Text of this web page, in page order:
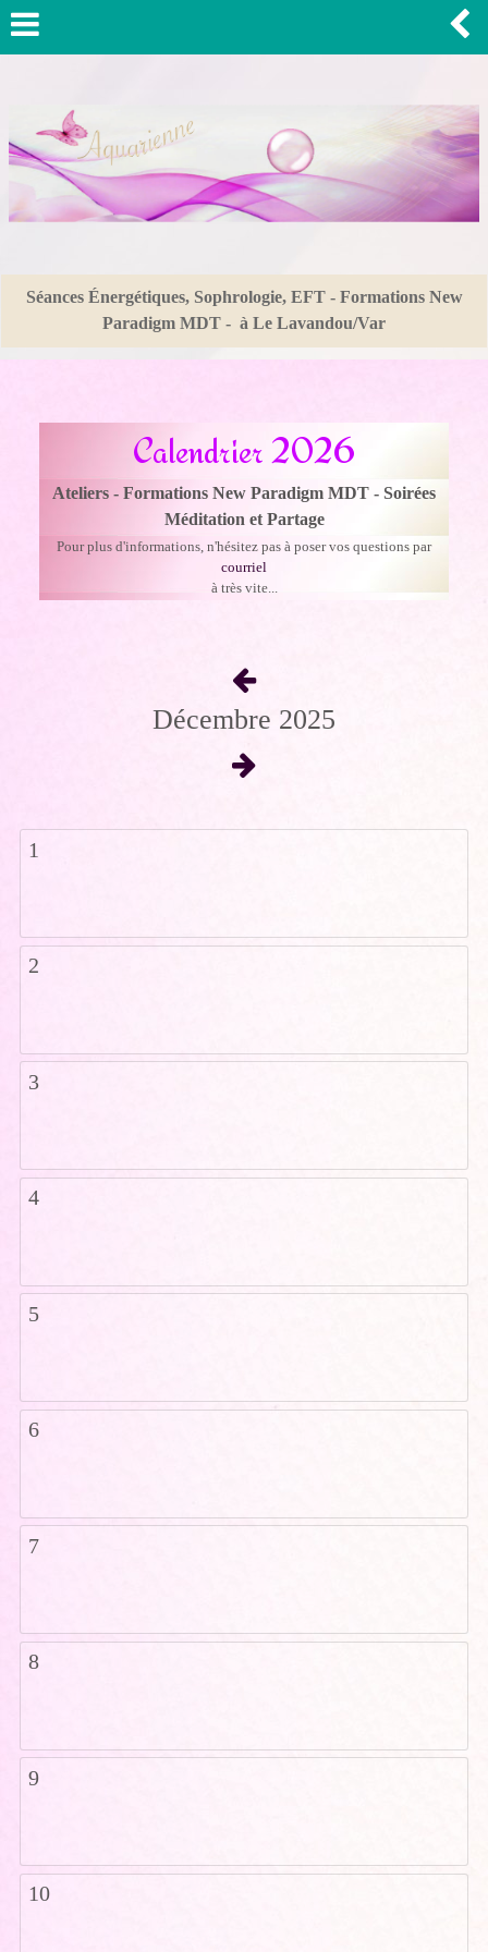
Séances Énergétiques, Sophrologie, EFT - Formations New
Paradigm MDT - à Le Lavandou/Var
Calendrier 2026
Ateliers - Formations New Paradigm MDT - Soirées
Méditation et Partage
Pour plus d'informations, n'hésitez pas à poser vos questions par
courriel
à très vite...
Décembre 2025
1
2
3
4
5
6
7
8
9
10